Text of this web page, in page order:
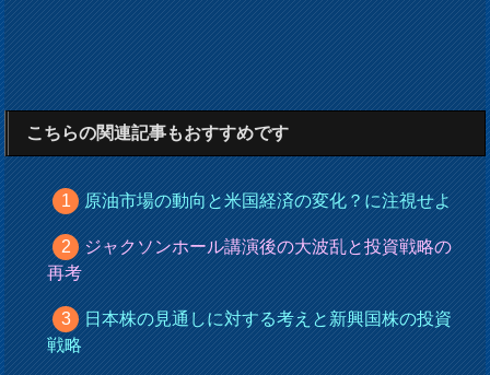
こちらの関連記事もおすすめです
原油市場の動向と米国経済の変化？に注視せよ
ジャクソンホール講演後の大波乱と投資戦略の
再考
日本株の見通しに対する考えと新興国株の投資
戦略